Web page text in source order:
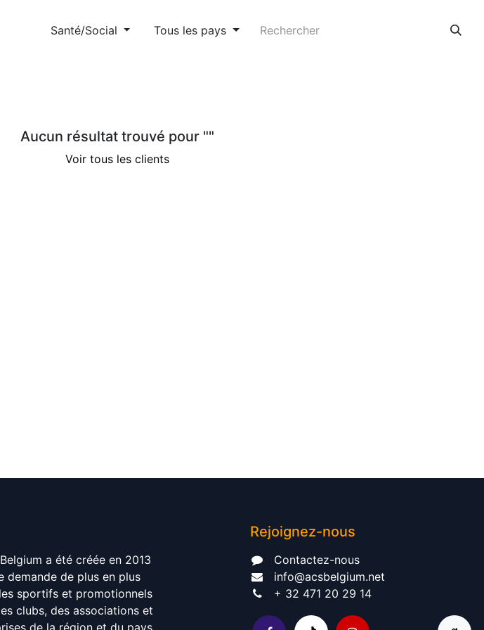
Santé/Social Tous les pays
Aucun résultat trouvé pour ""
Voir tous les clients
a été créée en 2013
demande de plus en plus
sportifs et promotionnels
clubs, des associations et
de la région et du pays.
Rejoignez-nous
Contactez-nous​
info@acsbelgium.net
+ 32 471 20 29 14